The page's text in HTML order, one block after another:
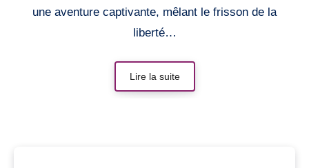
une aventure captivante, mêlant le frisson de la
liberté…
Lire la suite